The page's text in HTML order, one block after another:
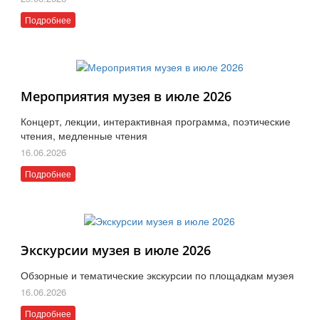
Подробнее
Мероприятия музея в июле 2026
Концерт, лекции, интерактивная программа, поэтические
чтения, медленные чтения
16.06.2026
Подробнее
Экскурсии музея в июле 2026
Обзорные и тематические экскурсии по площадкам музея
16.06.2026
Подробнее